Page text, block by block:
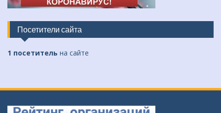
Посетители сайта
1 посетитель на сайте